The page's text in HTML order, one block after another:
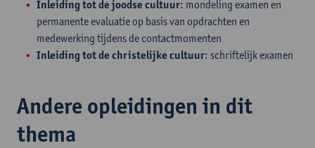
Inleiding tot de joodse cultuur: mondeling examen en
permanente evaluatie op basis van opdrachten en
medewerking tijdens de contactmomenten
Inleiding tot de christelijke cultuur: schriftelijk examen
Andere opleidingen in dit
thema